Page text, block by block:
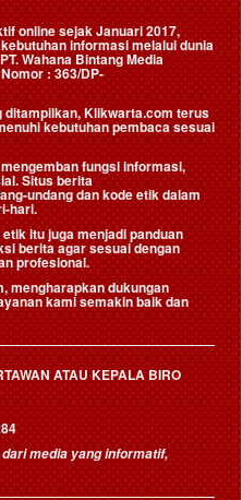
online sejak Januari 2017,
informasi melalui dunia
PT. Wahana Bintang Media
: 363/DP-
Klikwarta.com terus
kebutuhan pembaca sesuai
fungsi informasi,
Situs berita
undang dan kode etik dalam
hari.
itu juga menjadi panduan
berita agar sesuai dengan
profesional.
mengharapkan dukungan
kami semakin baik dan
ATAU KEPALA BIRO
media yang informatif,